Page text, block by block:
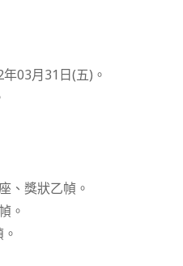
03月31日(五)。
、獎狀乙幀。
。